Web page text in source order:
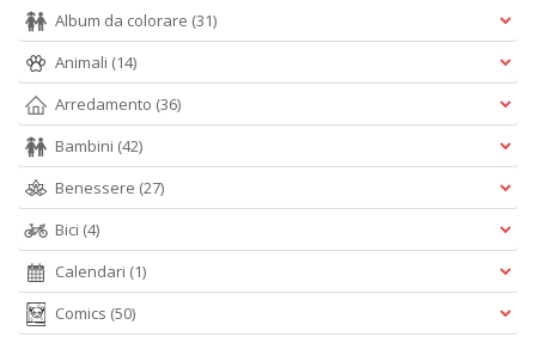
Album da colorare (31)
Animali (14)
Arredamento (36)
Bambini (42)
Benessere (27)
Bici (4)
Calendari (1)
Comics (50)